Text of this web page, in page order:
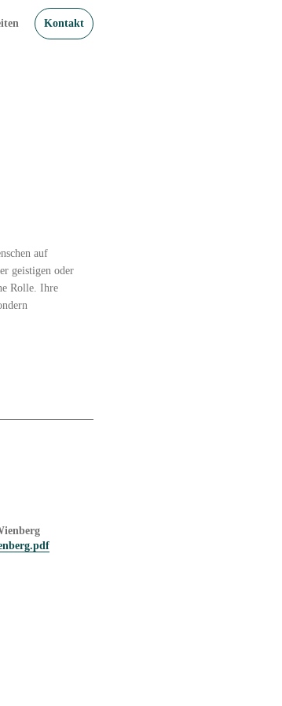
Kontakt
auf
geistigen oder
Rolle. Ihre